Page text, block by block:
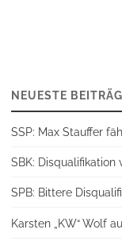
NEUESTE
SSP: Max Stauffer
SBK: Disqualifikation
SPB: Bittere
Karsten „KW“ Wolf